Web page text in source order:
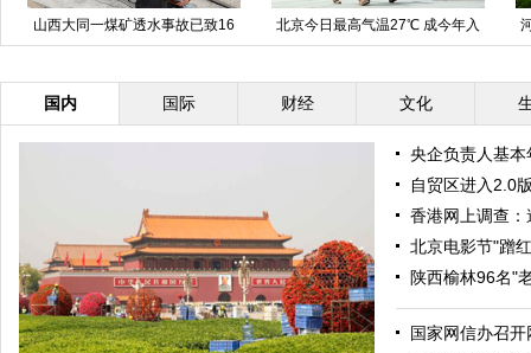
山西大同一煤矿透水事故已致16
人遇难
北京今日最高气温27℃ 成今年入
春以来最暖一天
国内 国际 财经 文化
央企负责人基
自贸区进入2.0
香港网上调查
北京电影节"蹭
陕西榆林96名"
国家网信办召